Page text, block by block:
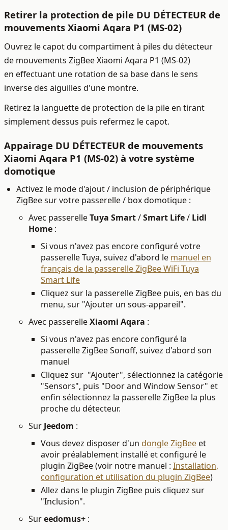
Retirer la protection de pile DU DÉTECTEUR de
mouvements Xiaomi Aqara P1 (MS-02)
Ouvrez le capot du compartiment à piles du détecteur
de mouvements ZigBee Xiaomi Aqara P1 (MS-02)
en effectuant une rotation de sa base dans le sens
inverse des aiguilles d'une montre.
Retirez la languette de protection de la pile en tirant
simplement dessus puis refermez le capot.
Appairage DU DÉTECTEUR de mouvements
Xiaomi Aqara P1 (MS-02) à votre système
domotique
Activez le mode d'ajout / inclusion de périphérique
ZigBee sur votre passerelle / box domotique :
Avec passerelleTuya Smart/Smart Life/ Lidl
Home :
Si vous n'avez pas encore configuré votre
passerelle Tuya, suivez d'abord le manuel en
français de la passerelle ZigBee WiFi Tuya
Smart Life
Cliquez sur la passerelle ZigBee puis, en bas du
menu, sur "Ajouter un sous-appareil".
Avec passerelleXiaomi Aqara :
Si vous n'avez pas encore configuré la
passerelle ZigBee Sonoff, suivez d'abord son
manuel
Cliquez sur "Ajouter", sélectionnez la catégorie
"Sensors", puis "Door and Window Sensor" et
enfin sélectionnez la passerelle ZigBee la plus
proche du détecteur.
Sur Jeedom :
Vous devez disposer d'un dongle ZigBeeet
avoir préalablement installé et configuré le
plugin ZigBee (voir notre manuel : Installation,
configuration et utilisation du plugin ZigBee)
Allez dans le plugin ZigBee puis cliquez sur
"Inclusion".
Sureedomus+ :